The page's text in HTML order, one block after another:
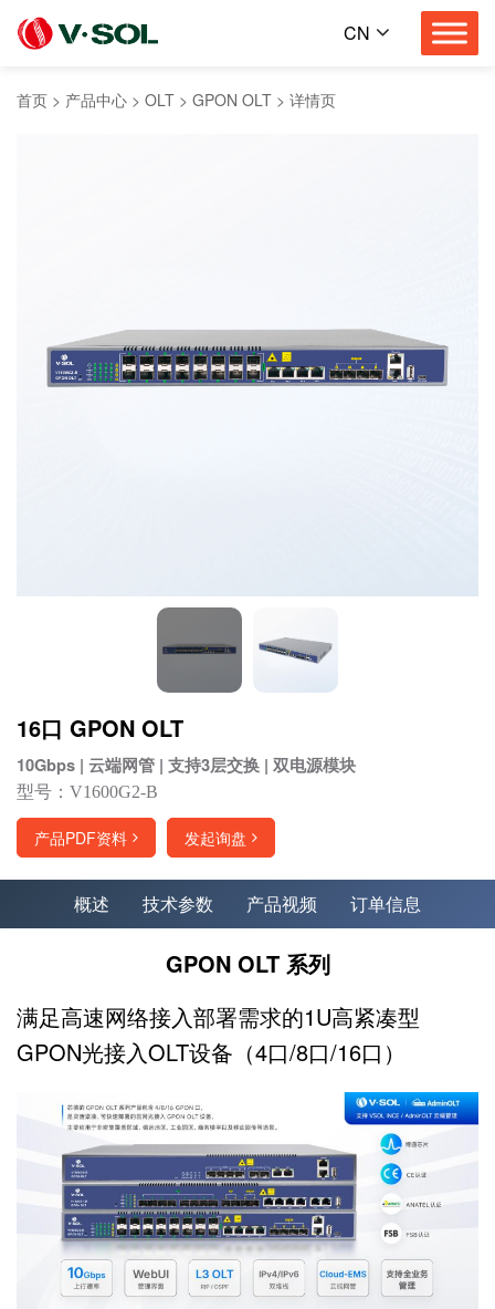
CN
首页 > 产品中心 > OLT > GPON OLT > 详情页
16口 GPON OLT
10Gbps | 云端网管 | 支持3层交换 | 双电源模块
型号：V1600G2-B
产品PDF资料 发起询盘
概述 技术参数 产品视频 订单信息
GPON OLT 系列
满足高速网络接入部署需求的1U高紧凑型
GPON光接入OLT设备（4口/8口/16口）